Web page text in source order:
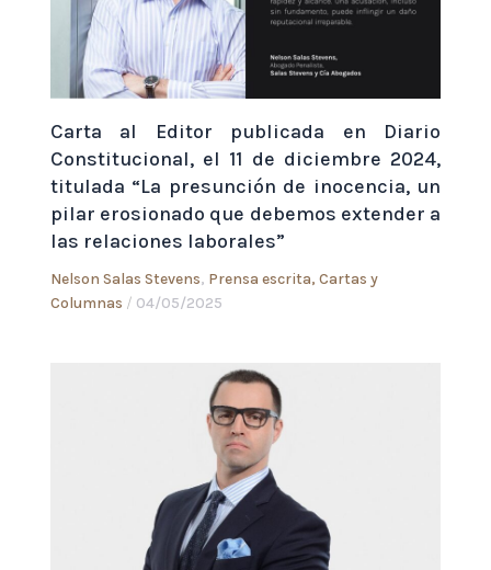
Carta al Editor publicada en Diario
Constitucional, el 11 de diciembre 2024,
titulada “La presunción de inocencia, un
pilar erosionado que debemos extender a
las relaciones laborales”
Nelson Salas Stevens, Prensa escrita, Cartas y
Columnas / 04/05/2025